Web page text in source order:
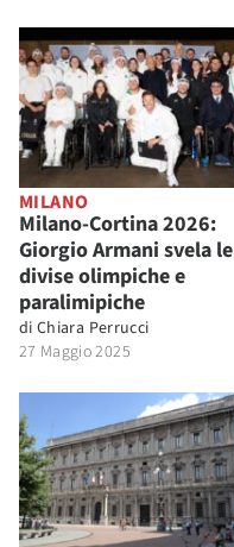
MILANO
Milano-Cortina 2026:
Giorgio Armani svela le
divise olimpiche e
paralimipiche
di Chiara Perrucci
27 Maggio 2025